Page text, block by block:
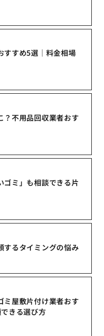
すすめ5選｜料金相場
？不用品回収業者おす
ゴミ」も相談できる片
するタイミングの悩み
ミ屋敷片付け業者おす
きる選び方